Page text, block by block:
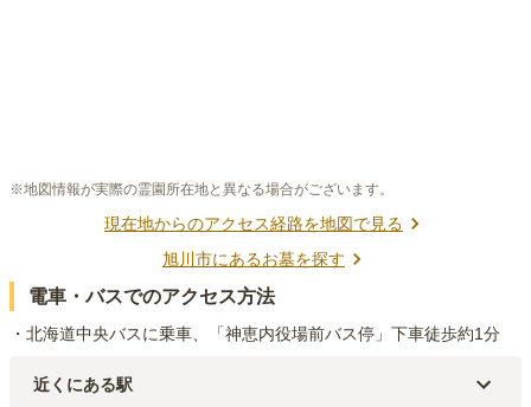
※地図情報が実際の霊園所在地と異なる場合がございます。
現在地からのアクセス経路を地図で見る
旭川市にあるお墓を探す
電車・バスでのアクセス方法
・北海道中央バスに乗車、「神恵内役場前バス停」下車徒歩約1分
近くにある駅